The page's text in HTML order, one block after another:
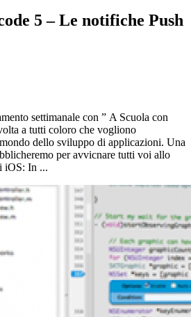
5 – Le notifiche Push
settimanale con ” A Scuola con
a tutti coloro che vogliono
dello sviluppo di applicazioni. Una
per avvicnare tutti voi allo
iOS: In ...